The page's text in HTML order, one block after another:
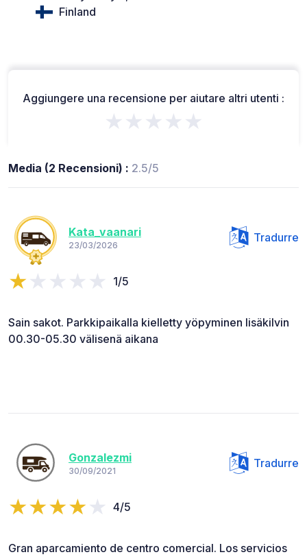
Finland
Aggiungere una recensione per aiutare altri utenti :
★★★★★
Media (2 Recensioni) : 2.5/5
Kata_vaanari
23/03/2026
Tradurre
1/5
Sain sakot. Parkkipaikalla kielletty yöpyminen lisäkilvin
00.30-05.30 välisenä aikana
Gonzalezmi
30/09/2021
Tradurre
4/5
Gran aparcamiento de centro comercial. Los servicios